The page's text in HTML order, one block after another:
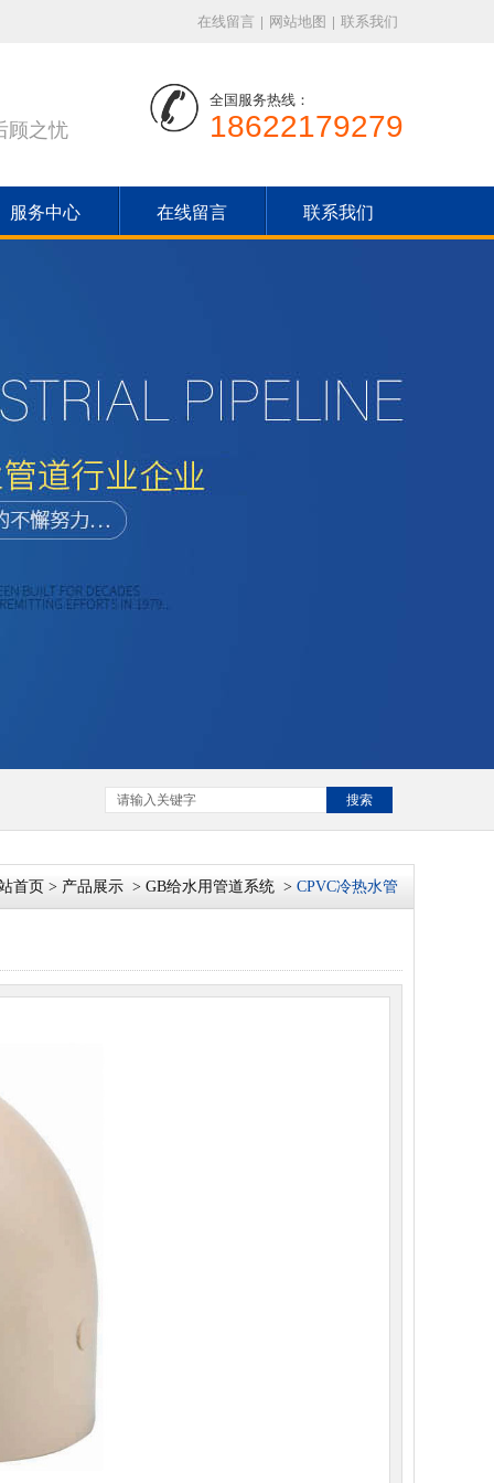
在线留言 | 网站地图 | 联系我们
顾之忧
全国服务热线：
18622179279
服务中心 在线留言 联系我们
搜索
首页 > 产品展示 > GB给水用管道系统 > CPVC冷热水管